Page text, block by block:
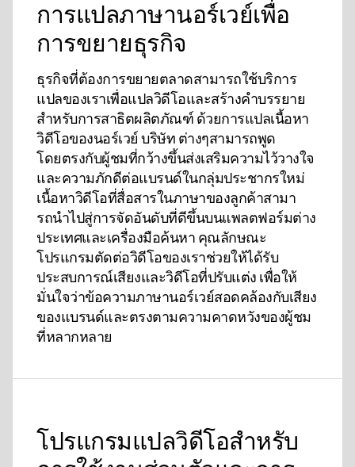
การแปลภาษานอร์เวย์เพื่อ
การขยายธุรกิจ
ธุรกิจที่ต้องการขยายตลาดสามารถใช้บริการ
แปลของเราเพื่อแปลวิดีโอและสร้างคําบรรยาย
สําหรับการสาธิตผลิตภัณฑ์ ด้วยการแปลเนื้อหา
วิดีโอของนอร์เวย์ บริษัท ต่างๆสามารถพูด
โดยตรงกับผู้ชมที่กว้างขึ้นส่งเสริมความไว้วางใจ
และความภักดีต่อแบรนด์ในกลุ่มประชากรใหม่
เนื้อหาวิดีโอที่สื่อสารในภาษาของลูกค้าสามา
รถนําไปสู่การจัดอันดับที่ดีขึ้นบนแพลตฟอร์มต่าง
ประเทศและเครื่องมือค้นหา คุณลักษณะ
โปรแกรมตัดต่อวิดีโอของเราช่วยให้ได้รับ
ประสบการณ์เสียงและวิดีโอที่ปรับแต่ง เพื่อให้
มั่นใจว่าข้อความภาษานอร์เวย์สอดคล้องกับเสียง
ของแบรนด์และตรงตามความคาดหวังของผู้ชม
ที่หลากหลาย
โปรแกรมแปลวิดีโอสําหรับ